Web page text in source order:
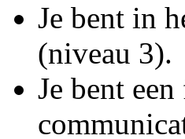
Je bent in
(niveau 3).
Je bent